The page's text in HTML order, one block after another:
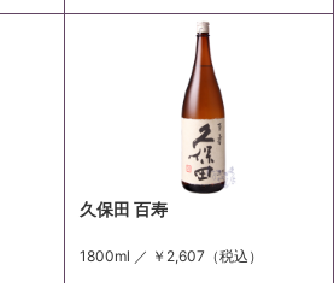
久保田 百寿
1800ml ／ ￥2,607 （税込）